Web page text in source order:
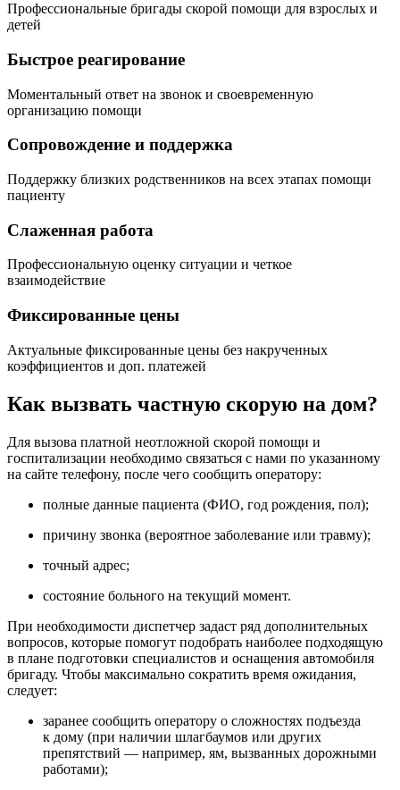
Профессиональные бригады скорой помощи для взрослых и
детей
Быстрое реагирование
Моментальный ответ на звонок и своевременную
организацию помощи
Сопровождение и поддержка
Поддержку близких родственников на всех этапах помощи
пациенту
Слаженная работа
Профессиональную оценку ситуации и четкое
взаимодействие
Фиксированные цены
Актуальные фиксированные цены без накрученных
коэффициентов и доп. платежей
Как вызвать частную скорую на дом?
Для вызова платной неотложной скорой помощи и
госпитализации необходимо связаться с нами по указанному
на сайте телефону, после чего сообщить оператору:
полные данные пациента (ФИО, год рождения, пол);
причину звонка (вероятное заболевание или травму);
точный адрес;
состояние больного на текущий момент.
При необходимости диспетчер задаст ряд дополнительных
вопросов, которые помогут подобрать наиболее подходящую
в плане подготовки специалистов и оснащения автомобиля
бригаду. Чтобы максимально сократить время ожидания,
следует:
заранее сообщить оператору о сложностях подъезда
к дому (при наличии шлагбаумов или других
препятствий — например, ям, вызванных дорожными
работами);